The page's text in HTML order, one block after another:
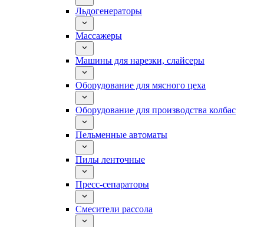
Льдогенераторы
Массажеры
Машины для нарезки, слайсеры
Оборудование для мясного цеха
Оборудование для производства колбас
Пельменные автоматы
Пилы ленточные
Пресс-сепараторы
Смесители рассола